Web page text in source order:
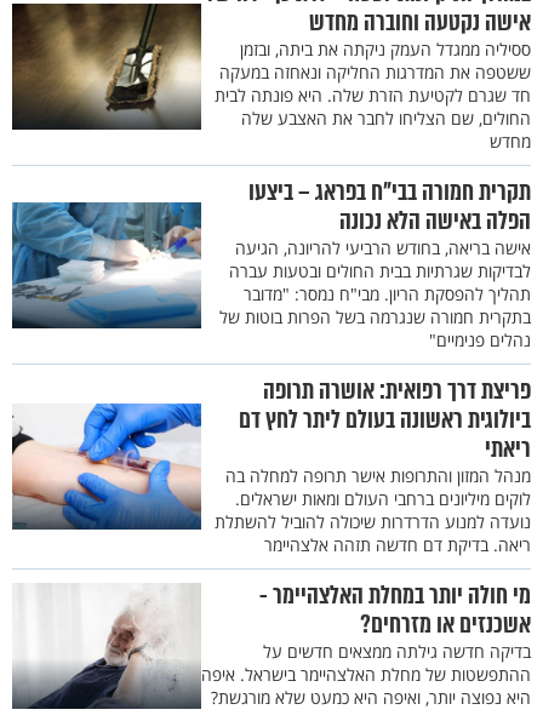
אישה נקטעה וחוברה מחדש
ססיליה ממגדל העמק ניקתה את ביתה, ובזמן
ששטפה את המדרגות החליקה ונאחזה במעקה
חד שגרם לקטיעת הזרת שלה. היא פונתה לבית
החולים, שם הצליחו לחבר את האצבע שלה
מחדש
תקרית חמורה בבי"ח בפראג – ביצעו
הפלה באישה הלא נכונה
אישה בריאה, בחודש הרביעי להריונה, הגיעה
לבדיקות שגרתיות בבית החולים ובטעות עברה
תהליך להפסקת הריון. מבי"ח נמסר: "מדובר
בתקרית חמורה שנגרמה בשל הפרות בוטות של
נהלים פנימיים"
פריצת דרך רפואית: אושרה תרופה
ביולוגית ראשונה בעולם ליתר לחץ דם
ריאתי
מנהל המזון והתרופות אישר תרופה למחלה בה
לוקים מיליונים ברחבי העולם ומאות ישראלים.
נועדה למנוע הדרדרות שיכולה להוביל להשתלת
ריאה. בדיקת דם חדשה תזהה אלצהיימר
מי חולה יותר במחלת האלצהיימר -
אשכנזים או מזרחים?
בדיקה חדשה גילתה ממצאים חדשים על
ההתפשטות של מחלת האלצהיימר בישראל. איפה
היא נפוצה יותר, ואיפה היא כמעט שלא מורגשת?